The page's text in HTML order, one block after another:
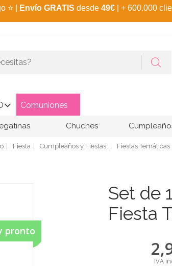
⭐ Envío GRATIS desde 49€ | + 600.000
Comuniones
Chuches
Fiesta Cumpleaños y Fiestas Fiestas Temáticas
pronto
Set de
Fiesta
IVA